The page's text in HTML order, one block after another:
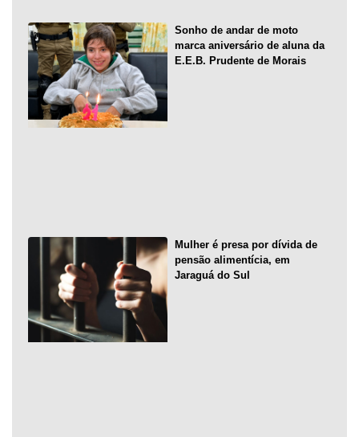
Sonho de andar de moto
marca aniversário de aluna da
E.E.B. Prudente de Morais
Mulher é presa por dívida de
pensão alimentícia, em
Jaraguá do Sul